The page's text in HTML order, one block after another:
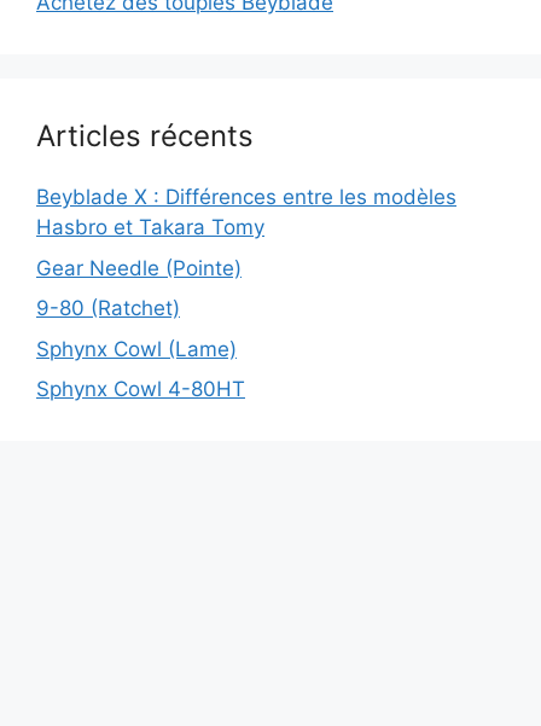
Articles récents
Beyblade X : Différences entre les modèles
Hasbro et Takara Tomy
Gear Needle (Pointe)
9-80 (Ratchet)
Sphynx Cowl (Lame)
Sphynx Cowl 4-80HT